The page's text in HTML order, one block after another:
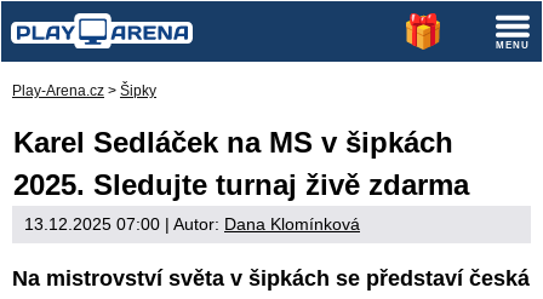
Play-Arena.cz > Šipky
Karel Sedláček na MS v šipkách
2025. Sledujte turnaj živě zdarma
13.12.2025 07:00 | Autor: Dana Klomínková
Na mistrovství světa v šipkách se představí česká